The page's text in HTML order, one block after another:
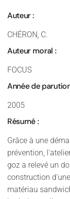
Auteur :
CHÉRON, C.
Auteur moral :
FOCUS
Année de
2005
Résumé :
Grâce à une
prévention,
goz a relevé un
construction
matériau